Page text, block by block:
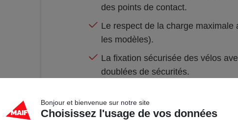
des points de contact.
Le respect de la charge
les modèles).
La fixation sécurisée des vélos
doublées de sécurités.
Bonjour et bienvenue sur notre site
Choisissez l'usage de vos données